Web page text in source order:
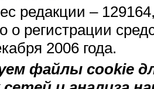
редакции –
о регистрации
2006 года.
файлы cookie